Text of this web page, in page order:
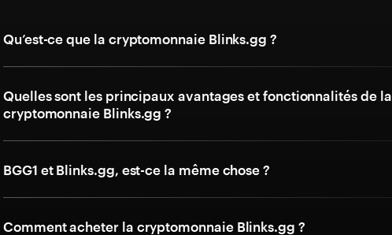
Qu’est-ce que la cryptomonnaie Blinks.gg ?
Quelles sont les principaux avantages et fonctionnalités de la
cryptomonnaie Blinks.gg ?
BGG1 et Blinks.gg, est-ce la même chose ?
Comment acheter la cryptomonnaie Blinks.gg ?